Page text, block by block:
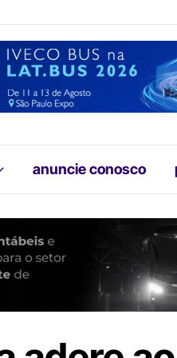
anuncie conosco